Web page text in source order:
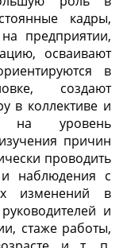
кадры,
предприятии,
осваивают
в
создают
в коллективе и
на уровень
причин
проводить
и наблюдения с
изменений в
и
стаже работы,